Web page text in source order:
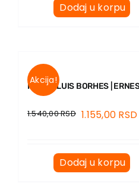
Dodaj u korpu
Akcija!
HORHE LUIS BORHES |
1.540,00RSD 1.155,00 RSD
Dodaj u korpu